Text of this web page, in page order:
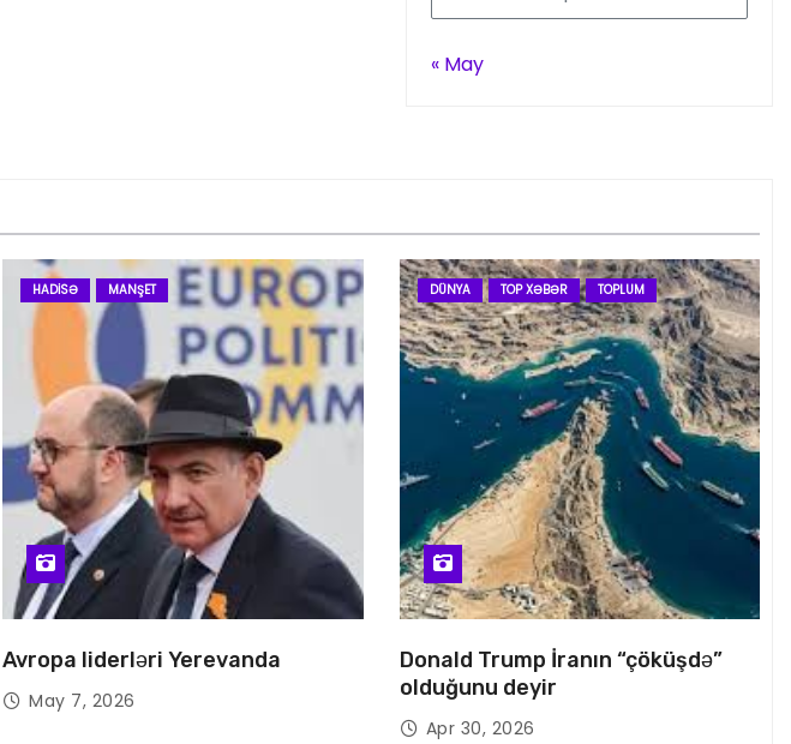
« May
HADISƏ MANŞET
Avropa liderləri Yerevanda
May 7, 2026
DÜNYA TOP XƏBƏR TOPLUM
Donald Trump İranın “çöküşdə”
olduğunu deyir
Apr 30, 2026